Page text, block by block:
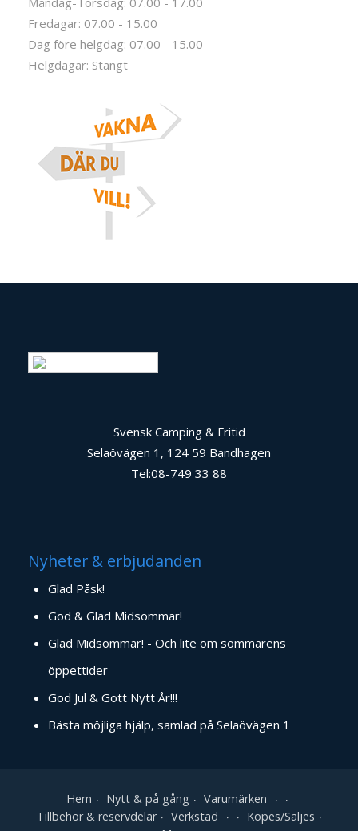
Fredagar: 07.00 - 15.00
Dag före helgdag: 07.00 - 15.00
Helgdagar: Stängt
Svensk Camping & Fritid
Selaövägen 1, 124 59 Bandhagen
Tel:08-749 33 88
Nyheter & erbjudanden
Glad Påsk!
God & Glad Midsommar!
Glad Midsommar! - Och lite om sommarens
öppettider
God Jul & Gott Nytt År!!!
Bästa möjliga hjälp, samlad på Selaövägen 1
Hem Nytt & på gång
Varumärken
Tillbehör & reservdelar
Verkstad
Köpes/Säljes